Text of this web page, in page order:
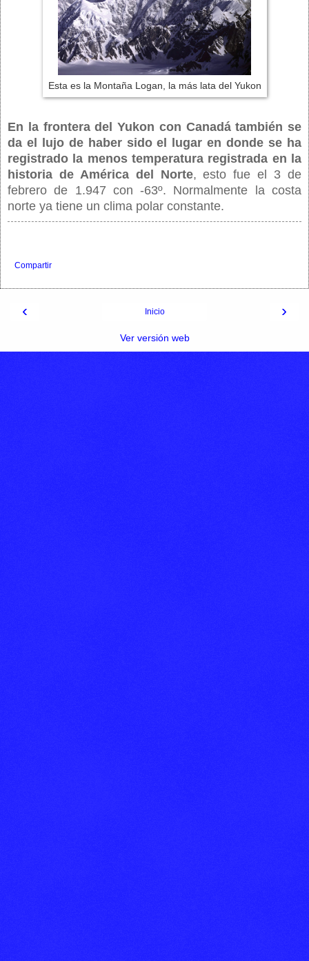
Esta es la Montaña Logan, la más lata del Yukon
En la frontera del Yukon con Canadá también se
da el lujo de haber sido el lugar en donde se ha
registrado la menos temperatura registrada en la
historia de América del Norte, esto fue el 3 de
febrero de 1.947 con -63º. Normalmente la costa
norte ya tiene un clima polar constante.
Compartir
‹ ›
Inicio
Ver versión web